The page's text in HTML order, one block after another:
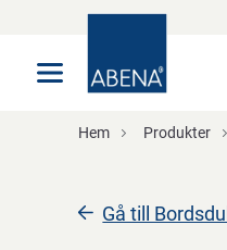
Hem Produkter
Gå till